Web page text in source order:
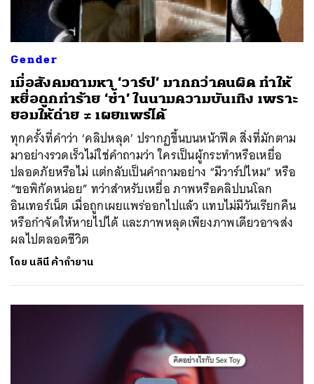
Gender
เมื่อสังคมถามหา ‘วาร์ป’ มากกว่าคนผิด ทำให้
หยื่อถูกทำร้าย ‘ซ้ำ’ ในนามความบันเทิง เพราะ
ยอมให้ถ่าย ≠ เผยแพร่ได้
ทุกครั้งที่คำว่า ‘คลิปหลุด’ ปรากฏขึ้นบนหน้าฟีด สิ่งที่มักตาม
มาอย่างรวดเร็วไม่ใช่คำถามว่า ใครเป็นผู้กระทำหรือเหยื่อ
ปลอดภัยหรือไม่ แต่กลับเป็นคำถามอย่าง “มีวาร์ปไหม” หรือ
“ขอพิกัดหน่อย” ทว่าสำหรับเหยื่อ ภาพหรือคลิปบนโลก
อินเทอร์เน็ต เมื่อถูกเผยแพร่ออกไปแล้ว แทบไม่มีวันเรียกคืน
หรือกำจัดให้หายไปได้ และภาพหลุดเพียงภาพเดียวอาจส่ง
ผลไปตลอดชีวิต
โดย นลินี ค้ากำยาน
ค้นหา
TWEET LINE